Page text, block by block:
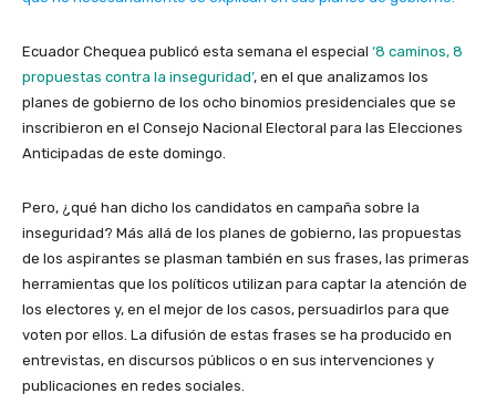
Ecuador Chequea publicó esta semana el especial ‘8 caminos, 8
propuestas contra la inseguridad’, en el que analizamos los
planes de gobierno de los ocho binomios presidenciales que se
inscribieron en el Consejo Nacional Electoral para las Elecciones
Anticipadas de este domingo.
Pero, ¿qué han dicho los candidatos en campaña sobre la
inseguridad? Más allá de los planes de gobierno, las propuestas
de los aspirantes se plasman también en sus frases, las primeras
herramientas que los políticos utilizan para captar la atención de
los electores y, en el mejor de los casos, persuadirlos para que
voten por ellos. La difusión de estas frases se ha producido en
entrevistas, en discursos públicos o en sus intervenciones y
publicaciones en redes sociales.